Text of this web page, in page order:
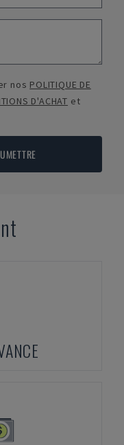
nos POLITIQUE DE
D'ACHAT et